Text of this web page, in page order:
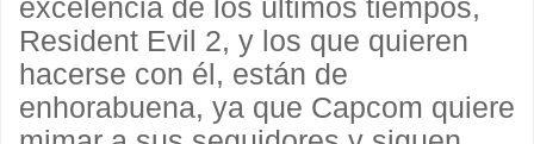
excelencia de los últimos tiempos,
Resident Evil 2, y los que quieren
hacerse con él, están de
enhorabuena, ya que Capcom quiere